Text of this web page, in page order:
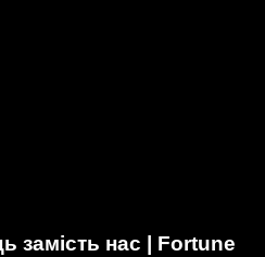
замість нас | Fortune